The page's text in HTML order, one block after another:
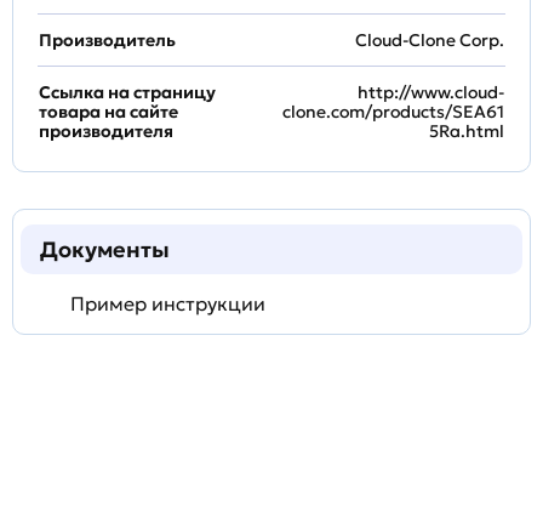
Производитель Cloud-Clone Corp.
Ссылка на страницу
товара на сайте
производителя
http://www.cloud-
clone.com/products/SEA61
5Ra.html
Документы
Пример инструкции